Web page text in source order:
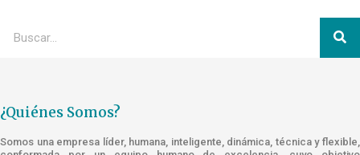
¿Quiénes Somos?
Somos una empresa líder, humana, inteligente, dinámica, técnica y flexible,